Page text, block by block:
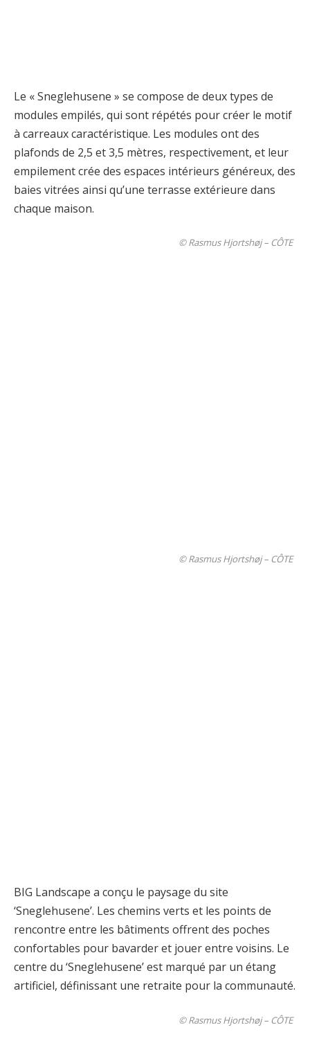
Le « Sneglehusene » se compose de deux types de
modules empilés, qui sont répétés pour créer le motif
à carreaux caractéristique. Les modules ont des
plafonds de 2,5 et 3,5 mètres, respectivement, et leur
empilement crée des espaces intérieurs généreux, des
baies vitrées ainsi qu’une terrasse extérieure dans
chaque maison.
© Rasmus Hjortshøj – CÔTE
© Rasmus Hjortshøj – CÔTE
BIG Landscape a conçu le paysage du site
‘Sneglehusene’. Les chemins verts et les points de
rencontre entre les bâtiments offrent des poches
confortables pour bavarder et jouer entre voisins. Le
centre du ‘Sneglehusene’ est marqué par un étang
artificiel, définissant une retraite pour la communauté.
© Rasmus Hjortshøj – CÔTE